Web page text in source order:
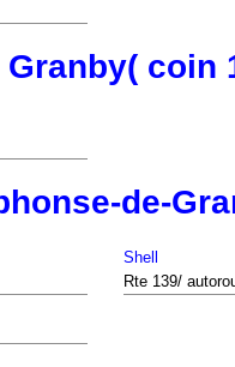
coin
de-
Shell
Rte 139/